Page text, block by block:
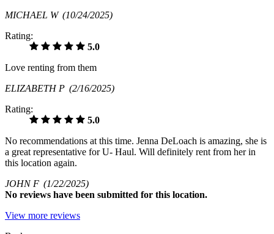
MICHAEL W (10/24/2025)
Rating:
5.0
Love renting from them
ELIZABETH P (2/16/2025)
Rating:
5.0
No recommendations at this time. Jenna DeLoach is amazing, she is
a great representative for U- Haul. Will definitely rent from her in
this location again.
JOHN F (1/22/2025)
No reviews have been submitted for this location.
View more reviews